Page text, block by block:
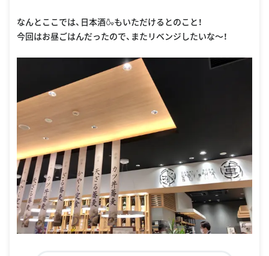
なんとここでは、日本酒🍶もいただけるとのこと！
今回はお昼ごはんだったので、またリベンジしたいな〜！